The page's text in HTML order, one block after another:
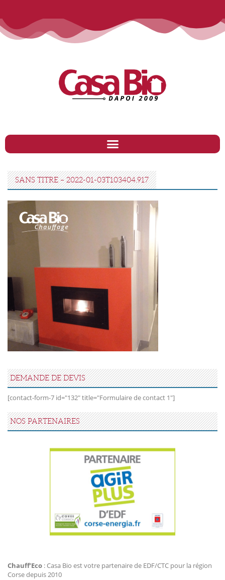
SANS TITRE – 2022-01-03T103404.917
DEMANDE DE DEVIS
[contact-form-7 id="132" title="Formulaire de contact 1"]
NOS PARTENAIRES
Chauff’Eco : Casa Bio est votre partenaire de EDF/CTC pour la région
Corse depuis 2010